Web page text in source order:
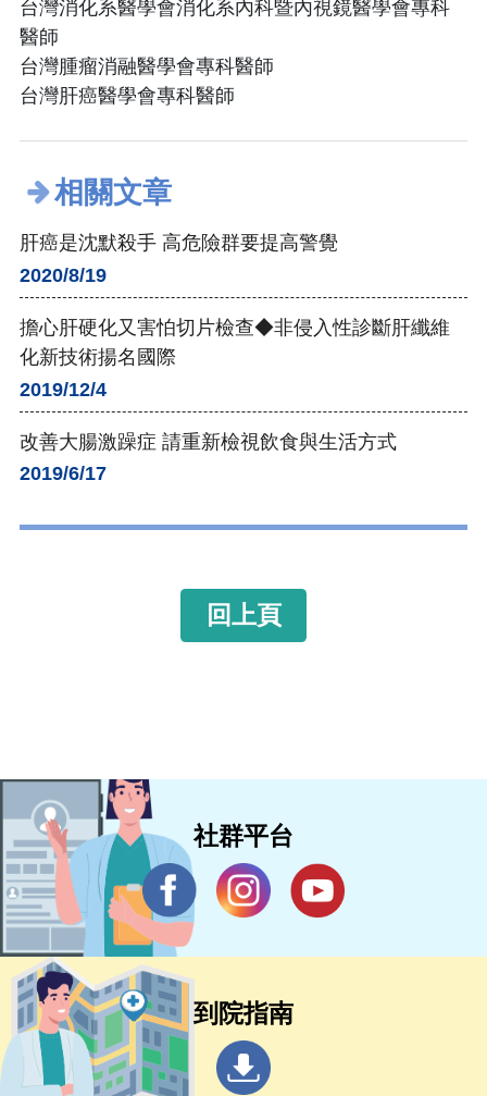
台灣消化系醫學會消化系內科暨內視鏡醫學會專科
醫師
台灣腫瘤消融醫學會專科醫師
台灣肝癌醫學會專科醫師
相關文章
肝癌是沈默殺手 高危險群要提高警覺
2020/8/19
擔心肝硬化又害怕切片檢查◆非侵入性診斷肝纖維
化新技術揚名國際
2019/12/4
改善大腸激躁症 請重新檢視飲食與生活方式
2019/6/17
回上頁
社群平台
到院指南